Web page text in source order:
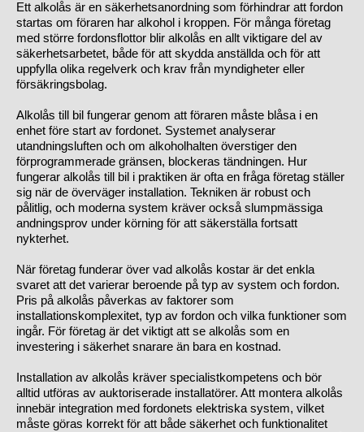
Ett alkolås är en säkerhetsanordning som förhindrar att fordon
startas om föraren har alkohol i kroppen. För många företag
med större fordonsflottor blir alkolås en allt viktigare del av
säkerhetsarbetet, både för att skydda anställda och för att
uppfylla olika regelverk och krav från myndigheter eller
försäkringsbolag.
Alkolås till bil fungerar genom att föraren måste blåsa i en
enhet före start av fordonet. Systemet analyserar
utandningsluften och om alkoholhalten överstiger den
förprogrammerade gränsen, blockeras tändningen. Hur
fungerar alkolås till bil i praktiken är ofta en fråga företag ställer
sig när de överväger installation. Tekniken är robust och
pålitlig, och moderna system kräver också slumpmässiga
andningsprov under körning för att säkerställa fortsatt
nykterhet.
När företag funderar över vad alkolås kostar är det enkla
svaret att det varierar beroende på typ av system och fordon.
Pris på alkolås påverkas av faktorer som
installationskomplexitet, typ av fordon och vilka funktioner som
ingår. För företag är det viktigt att se alkolås som en
investering i säkerhet snarare än bara en kostnad.
Installation av alkolås kräver specialistkompetens och bör
alltid utföras av auktoriserade installatörer. Att montera alkolås
innebär integration med fordonets elektriska system, vilket
måste göras korrekt för att både säkerhet och funktionalitet